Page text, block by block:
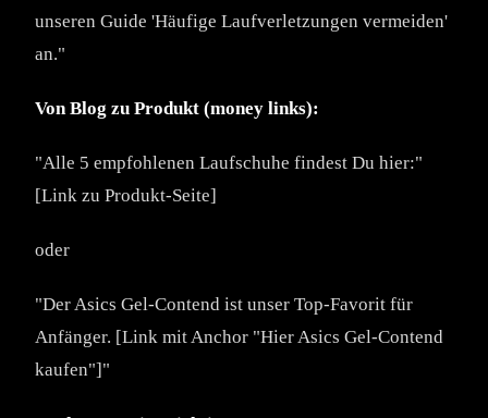
unseren Guide 'Häufige Laufverletzungen vermeiden'
an."
Von Blog zu Produkt (money links):
"Alle 5 empfohlenen Laufschuhe findest Du hier:"
[Link zu Produkt-Seite]
oder
"Der Asics Gel-Contend ist unser Top-Favorit für
Anfänger. [Link mit Anchor "Hier Asics Gel-Contend
kaufen"]"